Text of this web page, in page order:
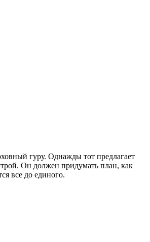
гуру. Однажды тот предлагает
Он должен придумать план, как
все до единого.